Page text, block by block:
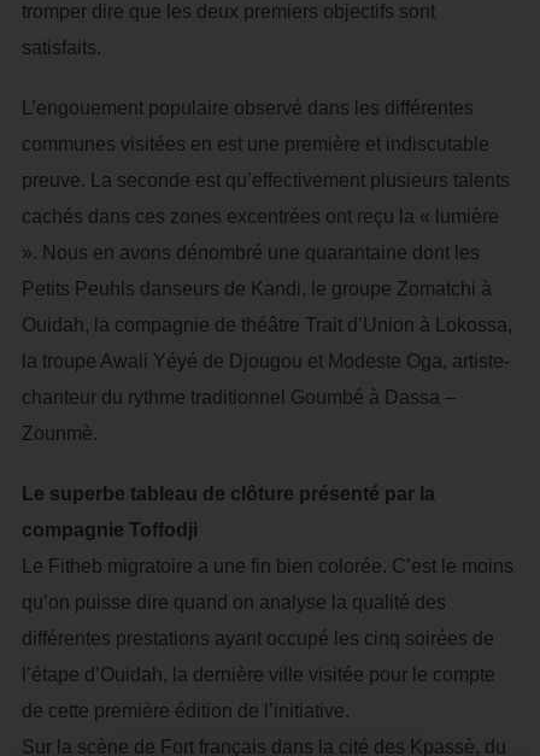
tromper dire que les deux premiers objectifs sont
satisfaits.
L’engouement populaire observé dans les différentes
communes visitées en est une première et indiscutable
preuve. La seconde est qu’effectivement plusieurs talents
cachés dans ces zones excentrées ont reçu la « lumière
». Nous en avons dénombré une quarantaine dont les
Petits Peuhls danseurs de Kandi, le groupe Zomatchi à
Ouidah, la compagnie de théâtre Trait d’Union à Lokossa,
la troupe Awali Yéyé de Djougou et Modeste Oga, artiste-
chanteur du rythme traditionnel Goumbé à Dassa –
Zounmè.
Le superbe tableau de clôture présenté par la
compagnie Toffodji
Le Fitheb migratoire a une fin bien colorée. C’est le moins
qu’on puisse dire quand on analyse la qualité des
différentes prestations ayant occupé les cinq soirées de
l’étape d’Ouidah, la dernière ville visitée pour le compte
de cette première édition de l’initiative.
Sur la scène de Fort français dans la cité des Kpassè, du